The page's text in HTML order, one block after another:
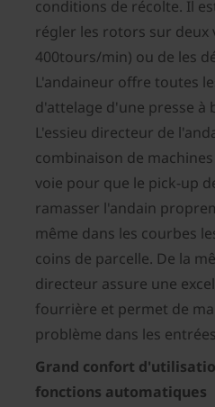
conditions de récolte. Il
régler les rotors sur deux
400tours/min) ou de les
L'andaineur offre toutes
d'attelage d'une presse à
L'essieu directeur de
combinaison de
voie pour que le pick-up
ramasser l'andain
même dans les courbes
coins de parcelle. De la
directeur assure une
fourrière et permet de
problème dans les
Grand confort
fonctions automatiques